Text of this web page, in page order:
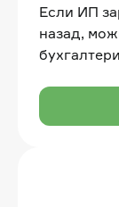
Если ИП
назад,